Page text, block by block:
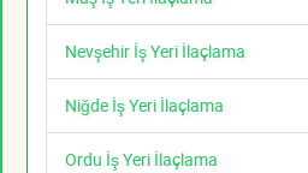
Nevşehir İş Yeri İlaçlama
Niğde İş Yeri İlaçlama
Ordu İş Yeri İlaçlama